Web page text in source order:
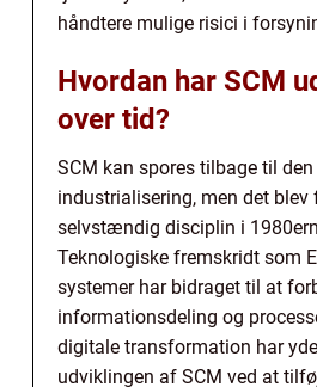
håndtere mulige risici i
Hvordan har SCM
over tid?
SCM kan spores tilbage til
industrialisering, men det blev
selvstændig disciplin i
Teknologiske fremskridt som
systemer har bidraget til at
informationsdeling og
digitale transformation har
udviklingen af SCM ved at